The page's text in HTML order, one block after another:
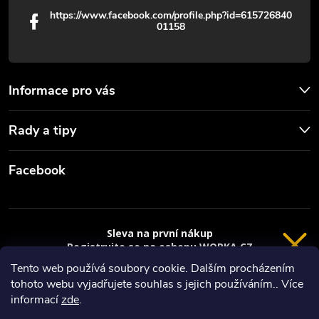
Tento web používá soubory cookie. Dalším procházením
tohoto webu vyjadřujete souhlas s jejich používáním.. Více
informacízde.
Informace pro vás
Rady a tipy
https://www.facebook.com/profile.php?id=615726840
01158
Facebook
Copyright 2026
VRÁCENÍ 14 DNÍ
Sleva na první nákup
Registrujte se na eshopu WORKA.CZ
sleva 100 Kč* na nákup je Vaše.
Registrace